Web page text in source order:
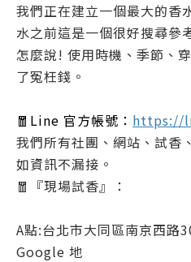
我們正在建立一個最大的香
水之前這是一個很好搜尋參
怎麼說! 使用時機、季節、
了冤枉錢。
🧧Line 官方帳號： https://
我們所有社團、網站、試香
如資訊不漏接。
🧧『現場試香』：
A點:台北市大同區南京西路
Google 地